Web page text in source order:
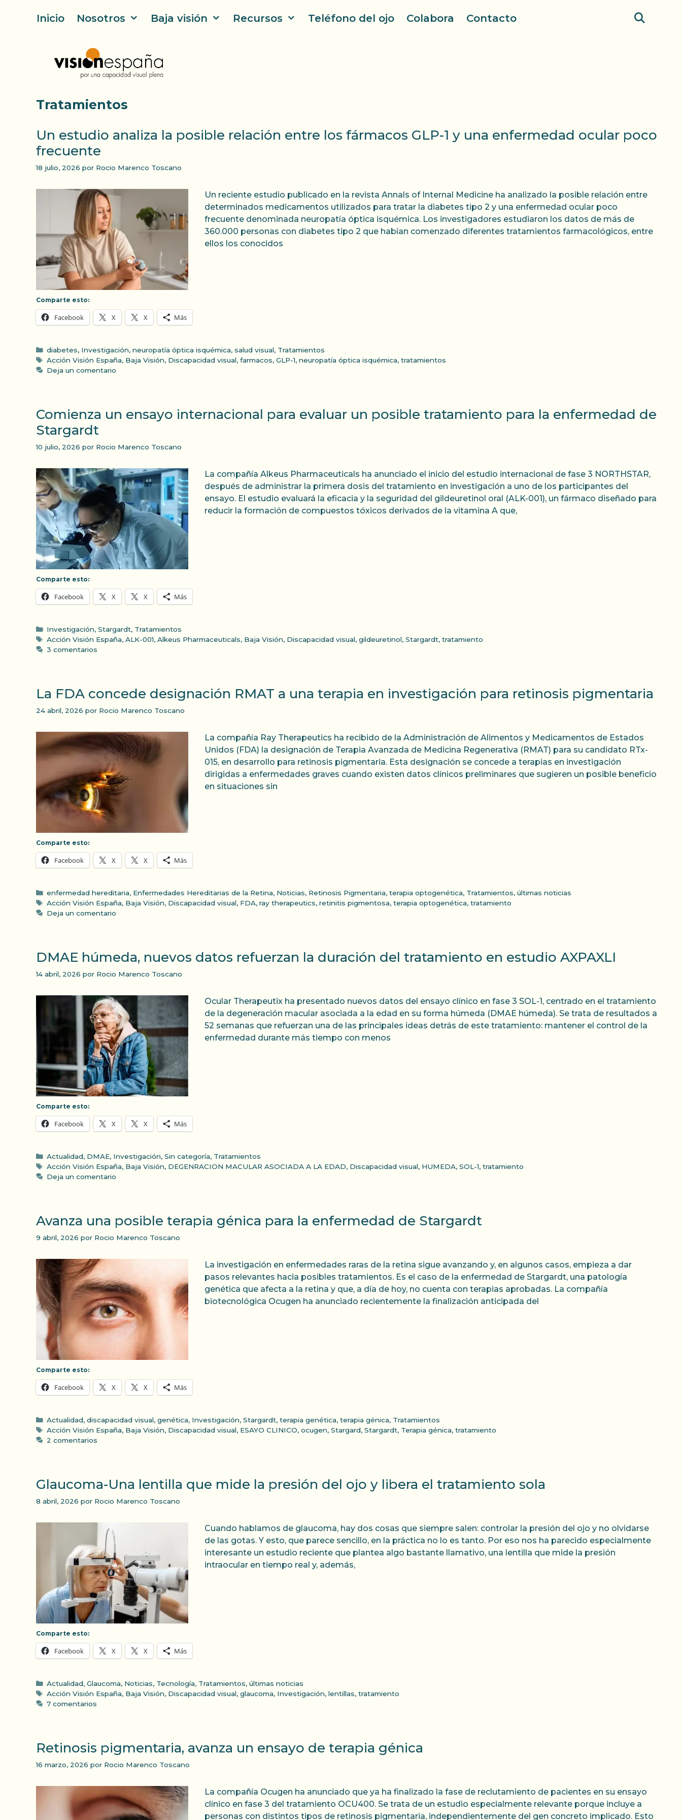
Inicio Nosotros Baja visión Recursos Teléfono del ojo Colabora Contacto
Tratamientos
Un estudio analiza la posible relación entre los fármacos GLP-1 y una enfermedad ocular poco
frecuente
18 julio, 2026 por Rocio Marenco Toscano
Un reciente estudio publicado en la revista Annals of Internal Medicine ha analizado la posible relación entre
determinados medicamentos utilizados para tratar la diabetes tipo 2 y una enfermedad ocular poco
frecuente denominada neuropatía óptica isquémica. Los investigadores estudiaron los datos de más de
360.000 personas con diabetes tipo 2 que habían comenzado diferentes tratamientos farmacológicos, entre
ellos los conocidos
Comparte esto:
Facebook X X Más
Categorías
diabetes, Investigación, neuropatía óptica isquémica, salud visual, Tratamientos
Etiquetas
Acción Visión España, Baja Visión, Discapacidad visual, farmacos, GLP-1, neuropatía óptica isquémica, tratamientos
Deja un comentario
Comienza un ensayo internacional para evaluar un posible tratamiento para la enfermedad de
Stargardt
10 julio, 2026 por Rocio Marenco Toscano
La compañía Alkeus Pharmaceuticals ha anunciado el inicio del estudio internacional de fase 3 NORTHSTAR,
después de administrar la primera dosis del tratamiento en investigación a uno de los participantes del
ensayo. El estudio evaluará la eficacia y la seguridad del gildeuretinol oral (ALK-001), un fármaco diseñado para
reducir la formación de compuestos tóxicos derivados de la vitamina A que,
Comparte esto:
Facebook X X Más
Categorías
Investigación, Stargardt, Tratamientos
Etiquetas
Acción Visión España, ALK-001, Alkeus Pharmaceuticals, Baja Visión, Discapacidad visual, gildeuretinol, Stargardt, tratamiento
3 comentarios
La FDA concede designación RMAT a una terapia en investigación para retinosis pigmentaria
24 abril, 2026 por Rocio Marenco Toscano
La compañía Ray Therapeutics ha recibido de la Administración de Alimentos y Medicamentos de Estados
Unidos (FDA) la designación de Terapia Avanzada de Medicina Regenerativa (RMAT) para su candidato RTx-
015, en desarrollo para retinosis pigmentaria. Esta designación se concede a terapias en investigación
dirigidas a enfermedades graves cuando existen datos clínicos preliminares que sugieren un posible beneficio
en situaciones sin
Comparte esto:
Facebook X X Más
Categorías
enfermedad hereditaria, Enfermedades Hereditarias de la Retina, Noticias, Retinosis Pigmentaria, terapia optogenética, Tratamientos, últimas noticias
Etiquetas
Acción Visión España, Baja Visión, Discapacidad visual, FDA, ray therapeutics, retinitis pigmentosa, terapia optogenética, tratamiento
Deja un comentario
DMAE húmeda, nuevos datos refuerzan la duración del tratamiento en estudio AXPAXLI
14 abril, 2026 por Rocio Marenco Toscano
Ocular Therapeutix ha presentado nuevos datos del ensayo clínico en fase 3 SOL-1, centrado en el tratamiento
de la degeneración macular asociada a la edad en su forma húmeda (DMAE húmeda). Se trata de resultados a
52 semanas que refuerzan una de las principales ideas detrás de este tratamiento: mantener el control de la
enfermedad durante más tiempo con menos
Comparte esto:
Facebook X X Más
Categorías
Actualidad, DMAE, Investigación, Sin categoría, Tratamientos
Etiquetas
Acción Visión España, Baja Visión, DEGENRACION MACULAR ASOCIADA A LA EDAD, Discapacidad visual, HUMEDA, SOL-1, tratamiento
Deja un comentario
Avanza una posible terapia génica para la enfermedad de Stargardt
9 abril, 2026 por Rocio Marenco Toscano
La investigación en enfermedades raras de la retina sigue avanzando y, en algunos casos, empieza a dar
pasos relevantes hacia posibles tratamientos. Es el caso de la enfermedad de Stargardt, una patología
genética que afecta a la retina y que, a día de hoy, no cuenta con terapias aprobadas. La compañía
biotecnológica Ocugen ha anunciado recientemente la finalización anticipada del
Comparte esto:
Facebook X X Más
Categorías
Actualidad, discapacidad visual, genética, Investigación, Stargardt, terapia genética, terapia génica, Tratamientos
Etiquetas
Acción Visión España, Baja Visión, Discapacidad visual, ESAYO CLINICO, ocugen, Stargard, Stargardt, Terapia génica, tratamiento
2 comentarios
Glaucoma-Una lentilla que mide la presión del ojo y libera el tratamiento sola
8 abril, 2026 por Rocio Marenco Toscano
Cuando hablamos de glaucoma, hay dos cosas que siempre salen: controlar la presión del ojo y no olvidarse
de las gotas. Y esto, que parece sencillo, en la práctica no lo es tanto. Por eso nos ha parecido especialmente
interesante un estudio reciente que plantea algo bastante llamativo, una lentilla que mide la presión
intraocular en tiempo real y, además,
Comparte esto:
Facebook X X Más
Categorías
Actualidad, Glaucoma, Noticias, Tecnología, Tratamientos, últimas noticias
Etiquetas
Acción Visión España, Baja Visión, Discapacidad visual, glaucoma, Investigación, lentillas, tratamiento
7 comentarios
Retinosis pigmentaria, avanza un ensayo de terapia génica
16 marzo, 2026 por Rocio Marenco Toscano
La compañía Ocugen ha anunciado que ya ha finalizado la fase de reclutamiento de pacientes en su ensayo
clínico en fase 3 del tratamiento OCU400. Se trata de un estudio especialmente relevante porque incluye a
personas con distintos tipos de retinosis pigmentaria, independientemente del gen concreto implicado. Esto